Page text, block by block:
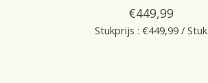
€449,99
Stukprijs : €449,99 / Stuk